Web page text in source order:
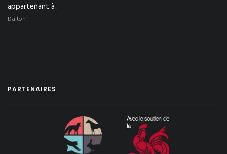
appartenant à
Dalton
PARTENAIRES